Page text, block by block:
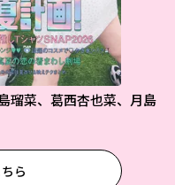
瑠菜、葛西杏也菜、月島
ら